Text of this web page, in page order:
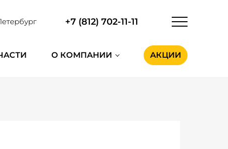
+7 (812) 702-11-11
О КОМПАНИИ АКЦИИ